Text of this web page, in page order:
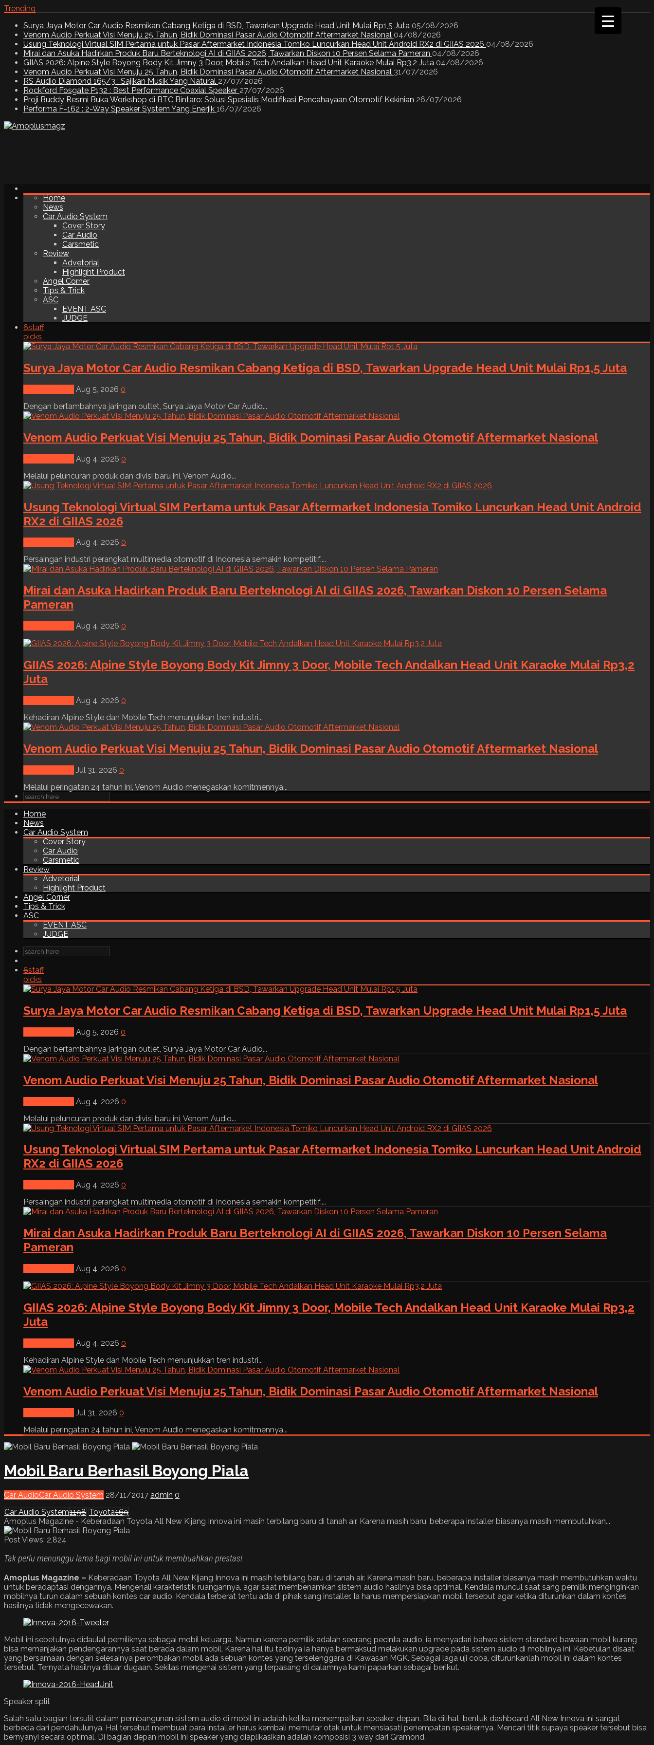
Trending
Surya Jaya Motor Car Audio Resmikan Cabang Ketiga di BSD, Tawarkan Upgrade Head Unit Mulai Rp1,5 Juta 05/08/2026
Venom Audio Perkuat Visi Menuju 25 Tahun, Bidik Dominasi Pasar Audio Otomotif Aftermarket Nasional 04/08/2026
Usung Teknologi Virtual SIM Pertama untuk Pasar Aftermarket Indonesia Tomiko Luncurkan Head Unit Android RX2 di GIIAS 2026 04/08/2026
Mirai dan Asuka Hadirkan Produk Baru Berteknologi AI di GIIAS 2026, Tawarkan Diskon 10 Persen Selama Pameran 04/08/2026
GIIAS 2026: Alpine Style Boyong Body Kit Jimny 3 Door, Mobile Tech Andalkan Head Unit Karaoke Mulai Rp3,2 Juta 04/08/2026
Venom Audio Perkuat Visi Menuju 25 Tahun, Bidik Dominasi Pasar Audio Otomotif Aftermarket Nasional 31/07/2026
RS Audio Diamond 165/3 : Sajikan Musik Yang Natural 27/07/2026
Rockford Fosgate P132 : Best Performance Coaxial Speaker 27/07/2026
Proji Buddy Resmi Buka Workshop di BTC Bintaro: Solusi Spesialis Modifikasi Pencahayaan Otomotif Kekinian 26/07/2026
Performa F-162 : 2-Way Speaker System Yang Enerjik 16/07/2026
Home
News
Car Audio System
Cover Story
Car Audio
Carsmetic
Review
Advetorial
Highlight Product
Angel Corner
Tips & Trick
ASC
EVENT ASC
JUDGE
6staff
picks
Surya Jaya Motor Car Audio Resmikan Cabang Ketiga di BSD, Tawarkan Upgrade Head Unit Mulai Rp1,5 Juta
Aug 5, 2026 0
Dengan bertambahnya jaringan outlet, Surya Jaya Motor Car Audio...
Venom Audio Perkuat Visi Menuju 25 Tahun, Bidik Dominasi Pasar Audio Otomotif Aftermarket Nasional
Aug 4, 2026 0
Melalui peluncuran produk dan divisi baru ini, Venom Audio...
Usung Teknologi Virtual SIM Pertama untuk Pasar Aftermarket Indonesia Tomiko Luncurkan Head Unit Android
RX2 di GIIAS 2026
Aug 4, 2026 0
Persaingan industri perangkat multimedia otomotif di Indonesia semakin kompetitif....
Mirai dan Asuka Hadirkan Produk Baru Berteknologi AI di GIIAS 2026, Tawarkan Diskon 10 Persen Selama
Pameran
Aug 4, 2026 0
GIIAS 2026: Alpine Style Boyong Body Kit Jimny 3 Door, Mobile Tech Andalkan Head Unit Karaoke Mulai Rp3,2
Juta
Aug 4, 2026 0
Kehadiran Alpine Style dan Mobile Tech menunjukkan tren industri...
Venom Audio Perkuat Visi Menuju 25 Tahun, Bidik Dominasi Pasar Audio Otomotif Aftermarket Nasional
Jul 31, 2026 0
Melalui peringatan 24 tahun ini, Venom Audio menegaskan komitmennya...
Home
News
Car Audio System
Cover Story
Car Audio
Carsmetic
Review
Advetorial
Highlight Product
Angel Corner
Tips & Trick
ASC
EVENT ASC
JUDGE
6staff
picks
Surya Jaya Motor Car Audio Resmikan Cabang Ketiga di BSD, Tawarkan Upgrade Head Unit Mulai Rp1,5 Juta
Aug 5, 2026 0
Dengan bertambahnya jaringan outlet, Surya Jaya Motor Car Audio...
Venom Audio Perkuat Visi Menuju 25 Tahun, Bidik Dominasi Pasar Audio Otomotif Aftermarket Nasional
Aug 4, 2026 0
Melalui peluncuran produk dan divisi baru ini, Venom Audio...
Usung Teknologi Virtual SIM Pertama untuk Pasar Aftermarket Indonesia Tomiko Luncurkan Head Unit Android
RX2 di GIIAS 2026
Aug 4, 2026 0
Persaingan industri perangkat multimedia otomotif di Indonesia semakin kompetitif....
Mirai dan Asuka Hadirkan Produk Baru Berteknologi AI di GIIAS 2026, Tawarkan Diskon 10 Persen Selama
Pameran
Aug 4, 2026 0
GIIAS 2026: Alpine Style Boyong Body Kit Jimny 3 Door, Mobile Tech Andalkan Head Unit Karaoke Mulai Rp3,2
Juta
Aug 4, 2026 0
Kehadiran Alpine Style dan Mobile Tech menunjukkan tren industri...
Venom Audio Perkuat Visi Menuju 25 Tahun, Bidik Dominasi Pasar Audio Otomotif Aftermarket Nasional
Jul 31, 2026 0
Melalui peringatan 24 tahun ini, Venom Audio menegaskan komitmennya...
Mobil Baru Berhasil Boyong Piala
Car AudioCar Audio System 28/11/2017 admin 0
Car Audio System1198 Toyota169
Amoplus Magazine - Keberadaan Toyota All New Kijang Innova ini masih terbilang baru di tanah air. Karena masih baru, beberapa installer biasanya masih membutuhkan...
Post Views: 2,824
Tak perlu menunggu lama bagi mobil ini untuk membuahkan prestasi.
Amoplus Magazine – Keberadaan Toyota All New Kijang Innova ini masih terbilang baru di tanah air. Karena masih baru, beberapa installer biasanya masih membutuhkan waktu
untuk beradaptasi dengannya. Mengenali karakteristik ruangannya, agar saat membenamkan sistem audio hasilnya bisa optimal. Kendala muncul saat sang pemilik menginginkan
mobilnya turun dalam sebuah kontes car audio. Kendala terberat tentu ada di pihak sang installer. Ia harus mempersiapkan mobil tersebut agar ketika diturunkan dalam kontes
hasilnya tidak mengecewakan.
Mobil ini sebetulnya didaulat pemiliknya sebagai mobil keluarga. Namun karena pemilik adalah seorang pecinta audio, ia menyadari bahwa sistem standard bawaan mobil kurang
bisa memanjakan pendengarannya saat berada dalam mobil. Karena hal itu tadinya ia hanya bermaksud melakukan upgrade pada sistem audio di mobilnya ini. Kebetulan disaat
yang bersamaan dengan selesainya perombakan mobil ada sebuah kontes yang terselenggara di Kawasan MGK. Sebagai laga uji coba, diturunkanlah mobil ini dalam kontes
tersebut. Ternyata hasilnya diluar dugaan. Sekilas mengenai sistem yang terpasang di dalamnya kami paparkan sebagai berikut.
Speaker split
Salah satu bagian tersulit dalam pembangunan sistem audio di mobil ini adalah ketika menempatkan speaker depan. Bila dilihat, bentuk dashboard All New Innova ini sangat
berbeda dari pendahulunya. Hal tersebut membuat para installer harus kembali memutar otak untuk mensiasati penempatan speakernya. Mencari titik supaya speaker tersebut bisa
bernyanyi secara optimal. Di bagian depan mobil ini speaker yang diaplikasikan adalah komposisi 3 way dari Gramond.